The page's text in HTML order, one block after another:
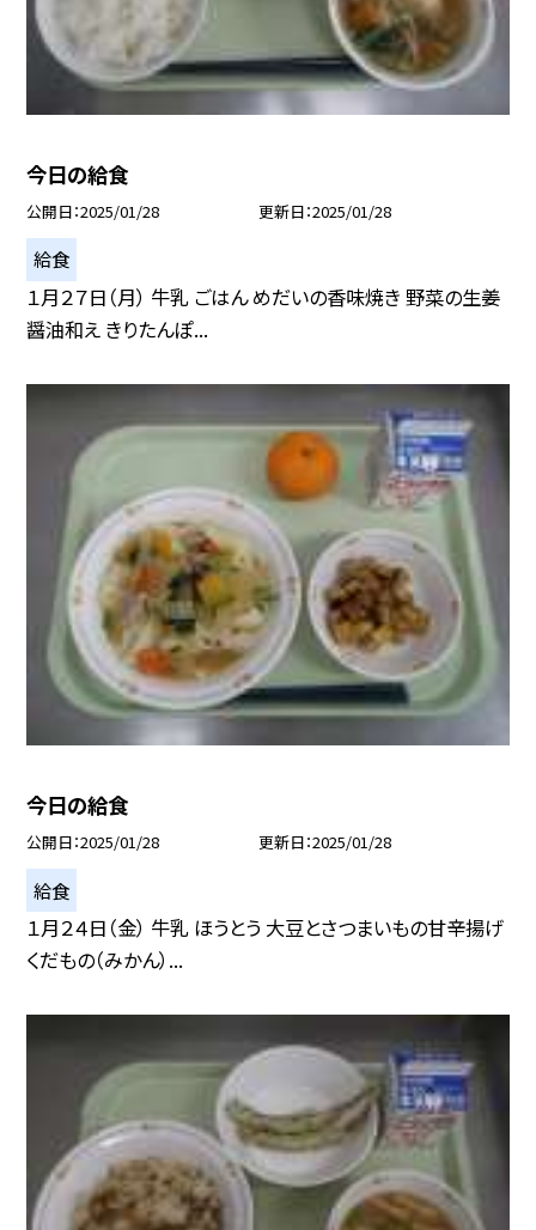
今日の給食
公開日 2025/01/28 更新日 2025/01/28
給食
１月２７日（月） 牛乳 ごはん めだいの香味焼き 野菜の生姜
醤油和え きりたんぽ...
今日の給食
公開日 2025/01/28 更新日 2025/01/28
給食
１月２４日（金） 牛乳 ほうとう 大豆とさつまいもの甘辛揚げ
くだもの（みかん）...